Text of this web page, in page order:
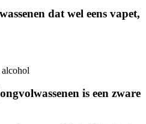
dat wel eens vapet,
is een zware